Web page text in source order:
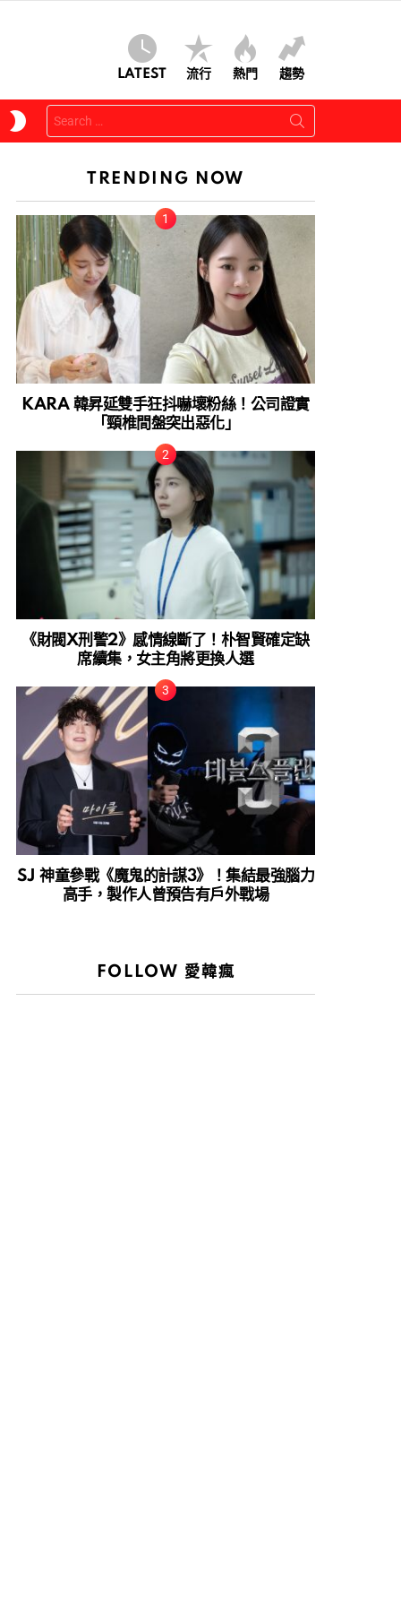
LATEST 流行 熱門 趨勢
SKIN
Search
for:
TRENDING NOW
KARA 韓昇延雙手狂抖嚇壞粉絲！公司證實
「頸椎間盤突出惡化」
《財閥X刑警2》感情線斷了！朴智賢確定缺
席續集，女主角將更換人選
SJ 神童參戰《魔鬼的計謀3》！集結最強腦力
高手，製作人曾預告有戶外戰場
FOLLOW 愛韓瘋